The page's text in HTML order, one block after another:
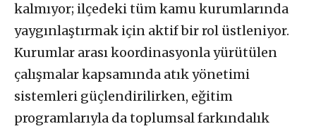
kalmıyor; ilçedeki tüm kamu kurumlarında
yaygınlaştırmak için aktif bir rol üstleniyor.
Kurumlar arası koordinasyonla yürütülen
çalışmalar kapsamında atık yönetimi
sistemleri güçlendirilirken, eğitim
programlarıyla da toplumsal farkındalık